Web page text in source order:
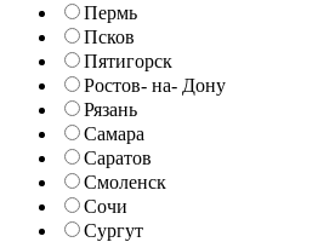
Пермь
Псков
Пятигорск
Ростов- на- Дону
Рязань
Самара
Саратов
Смоленск
Сочи
Сургут